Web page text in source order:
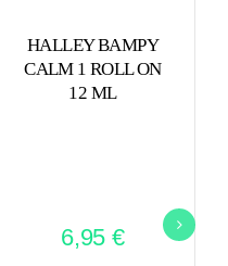
HALLEY BAMPY
CALM 1 ROLL ON
12 ML
6,95€